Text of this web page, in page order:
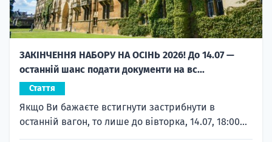
ЗАКІНЧЕННЯ НАБОРУ НА ОСІНЬ 2026! До 14.07 —
останній шанс подати документи на вс...
Стаття
Якщо Ви бажаєте встигнути застрибнути в
останній вагон, то лише до вівторка, 14.07, 18:00...